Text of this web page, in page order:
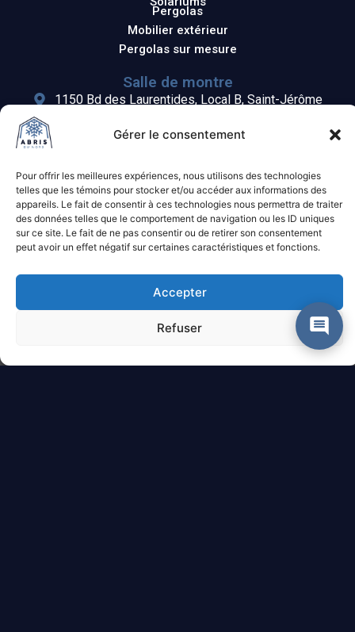
Gérer le consentement
Pour offrir les meilleures expériences, nous utilisons des technologies
telles que les témoins pour stocker et/ou accéder aux informations des
appareils. Le fait de consentir à ces technologies nous permettra de traiter
des données telles que le comportement de navigation ou les ID uniques
sur ce site. Le fait de ne pas consentir ou de retirer son consentement
peut avoir un effet négatif sur certaines caractéristiques et fonctions.
Accepter
Refuser
Pergolas
Mobilier extérieur
Pergolas sur mesure
Salle de montre
1150 Bd des Laurentides, Local B, Saint-Jérôme
Samedi : 8h30 à 15h
(514) 607-7072
© 2026 Abris du Nord | Tous droits réservés | RBQ : 5863-7513-01 | Une
conception deLes Communicateurs